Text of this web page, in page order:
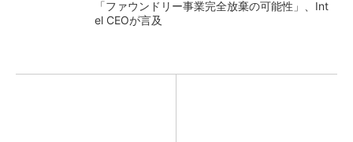
「ファウンドリー事業完全放棄の可能性」、Int
el CEOが言及